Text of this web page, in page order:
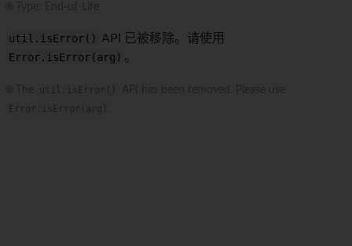
util.isError()
API 已被移除。请使用
Error.isError(arg) 。